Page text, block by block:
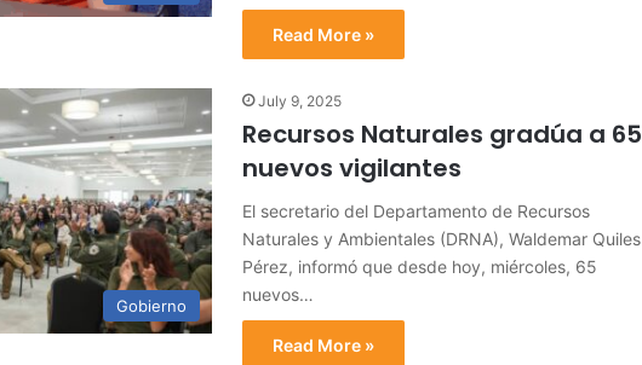
Read More »
Gobierno
July 9, 2025
Recursos Naturales gradúa a 65
nuevos vigilantes
El secretario del Departamento de Recursos
Naturales y Ambientales (DRNA), Waldemar Quiles
Pérez, informó que desde hoy, miércoles, 65
nuevos…
Read More »